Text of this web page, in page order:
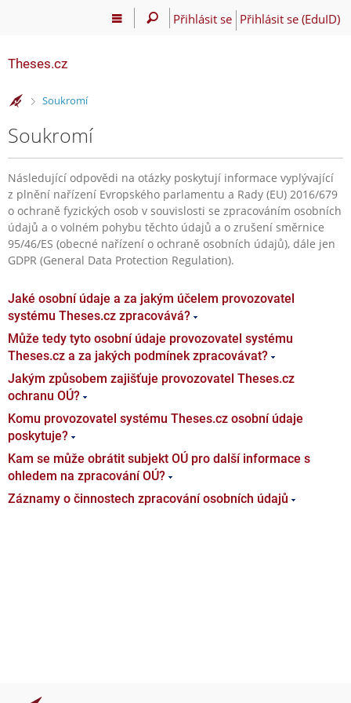
Přihlásit se Přihlásit se (EduID)
Theses.cz
>
Soukromí
Soukromí
Následující odpovědi na otázky poskytují informace vyplývající
z plnění nařízení Evropského parlamentu a Rady (EU) 2016/679
o ochraně fyzických osob v souvislosti se zpracováním osobních
údajů a o volném pohybu těchto údajů a o zrušení směrnice
95/46/ES (obecné nařízení o ochraně osobních údajů), dále jen
GDPR (General Data Protection Regulation).
Jaké osobní údaje a za jakým účelem provozovatel
systému Theses.cz zpracovává?
Může tedy tyto osobní údaje provozovatel systému
Theses.cz a za jakých podmínek zpracovávat?
Jakým způsobem zajišťuje provozovatel Theses.cz
ochranu OÚ?
Komu provozovatel systému Theses.cz osobní údaje
poskytuje?
Kam se může obrátit subjekt OÚ pro další informace s
ohledem na zpracování OÚ?
Záznamy o činnostech zpracování osobních údajů